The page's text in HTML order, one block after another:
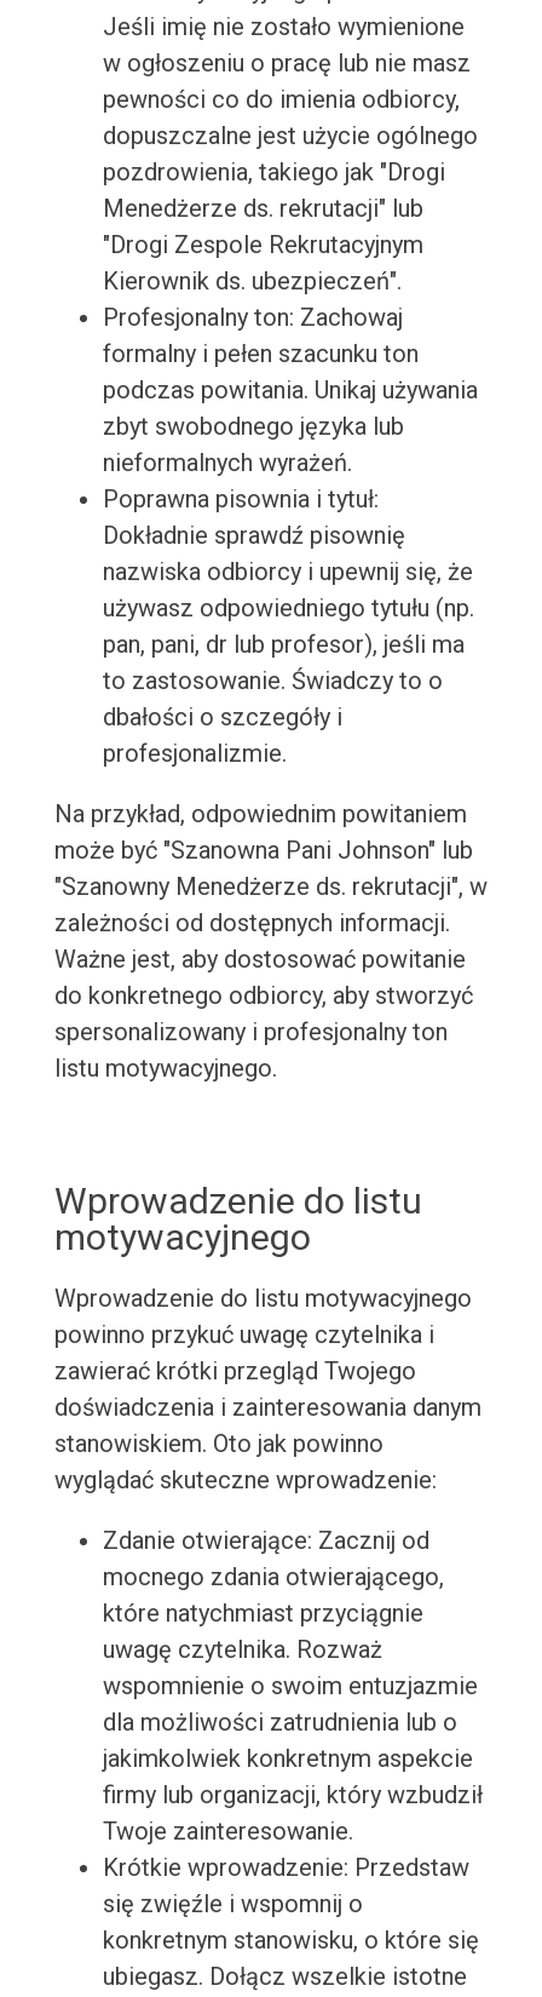
Jeśli imię nie zostało wymienione
w ogłoszeniu o pracę lub nie masz
pewności co do imienia odbiorcy,
dopuszczalne jest użycie ogólnego
pozdrowienia, takiego jak "Drogi
Menedżerze ds. rekrutacji" lub
"Drogi Zespole Rekrutacyjnym
Kierownik ds. ubezpieczeń".
Profesjonalny ton: Zachowaj
formalny i pełen szacunku ton
podczas powitania. Unikaj używania
zbyt swobodnego języka lub
nieformalnych wyrażeń.
Poprawna pisownia i tytuł:
Dokładnie sprawdź pisownię
nazwiska odbiorcy i upewnij się, że
używasz odpowiedniego tytułu (np.
pan, pani, dr lub profesor), jeśli ma
to zastosowanie. Świadczy to o
dbałości o szczegóły i
profesjonalizmie.
Na przykład, odpowiednim powitaniem
może być "Szanowna Pani Johnson" lub
"Szanowny Menedżerze ds. rekrutacji", w
zależności od dostępnych informacji.
Ważne jest, aby dostosować powitanie
do konkretnego odbiorcy, aby stworzyć
spersonalizowany i profesjonalny ton
listu motywacyjnego.
Wprowadzenie do listu
motywacyjnego
Wprowadzenie do listu motywacyjnego
powinno przykuć uwagę czytelnika i
zawierać krótki przegląd Twojego
doświadczenia i zainteresowania danym
stanowiskiem. Oto jak powinno
wyglądać skuteczne wprowadzenie:
Zdanie otwierające: Zacznij od
mocnego zdania otwierającego,
które natychmiast przyciągnie
uwagę czytelnika. Rozważ
wspomnienie o swoim entuzjazmie
dla możliwości zatrudnienia lub o
jakimkolwiek konkretnym aspekcie
firmy lub organizacji, który wzbudził
Twoje zainteresowanie.
Krótkie wprowadzenie: Przedstaw
się zwięźle i wspomnij o
konkretnym stanowisku, o które się
ubiegasz. Dołącz wszelkie istotne